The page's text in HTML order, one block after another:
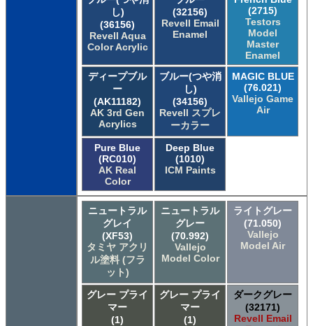
し)
(36156)
Revell Aqua
Color Acrylic
(32156)
Revell Email
Enamel
(2715)
Testors
Model
Master
Enamel
ディープブル
ー
(AK11182)
AK 3rd Gen
Acrylics
ブルー(つや消
し)
(34156)
Revell スプレ
ーカラー
MAGIC BLUE
(76.021)
Vallejo Game
Air
Pure Blue
(RC010)
AK Real
Color
Deep Blue
(1010)
ICM Paints
ニュートラル
グレイ
(XF53)
タミヤ アクリ
ル塗料 (フラ
ット)
ニュートラル
グレー
(70.992)
Vallejo
Model Color
ライトグレー
(71.050)
Vallejo
Model Air
グレー プライ
マー
(1)
グレー プライ
マー
(1)
ダークグレー
(32171)
Revell Email